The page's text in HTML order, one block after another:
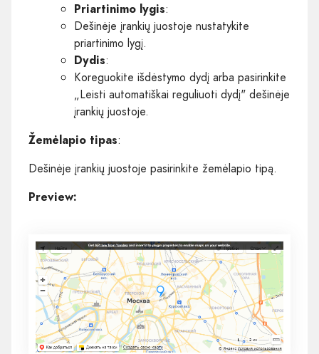
Priartinimo lygis:
Dešinėje įrankių juostoje nustatykite
priartinimo lygį.
Dydis:
Koreguokite išdėstymo dydį arba pasirinkite
„Leisti automatiškai reguliuoti dydį" dešinėje
įrankių juostoje.
Žemėlapio tipas:
Dešinėje įrankių juostoje pasirinkite žemėlapio tipą.
Preview: